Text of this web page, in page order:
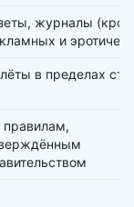
журналы
и
в пределах
правилам,